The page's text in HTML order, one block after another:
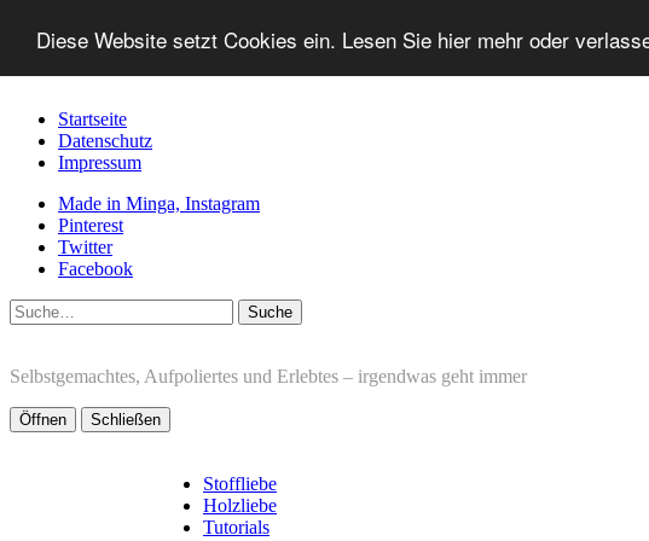
Diese Website setzt Cookies ein. Lesen Sie hier mehr oder
Startseite
Datenschutz
Impressum
Made in Minga, Instagram
Pinterest
Twitter
Facebook
Suche
Selbstgemachtes, Aufpoliertes und Erlebtes – irgendwas geht immer
Öffnen Schließen
Stoffliebe
Holzliebe
Tutorials